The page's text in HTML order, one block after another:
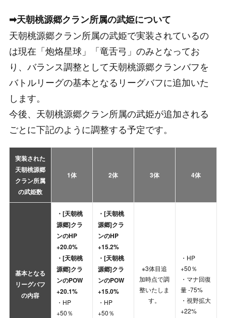
➡天朝桃源郷クラン所属の武姫について
天朝桃源郷クラン所属の武姫で実装されているの
は現在「炮烙星球」「竜舌弓」のみとなってお
り、バランス調整として天朝桃源郷クランバフを
バトルリーグの基本となるリーグバフに追加いた
します。
今後、天朝桃源郷クラン所属の武姫が追加される
ごとに下記のように調整する予定です。
実装された
天朝桃源郷
クラン所属
の武姫数
1体 2体 3体 4体
基本となる
リーグバフ
の内容
・[天朝桃
源郷]クラ
ンのHP
+20.0%
・[天朝桃
源郷]クラ
ンのPOW
+20.1%
・HP
+50％
・[天朝桃
源郷]クラ
ンのHP
+15.2%
・[天朝桃
源郷]クラ
ンのPOW
+15.0%
・HP
+50％
※3体目追
加時点で調
整いたしま
す。
・HP
+50％
・マナ回復
量 -75%
・視野拡大
+22%